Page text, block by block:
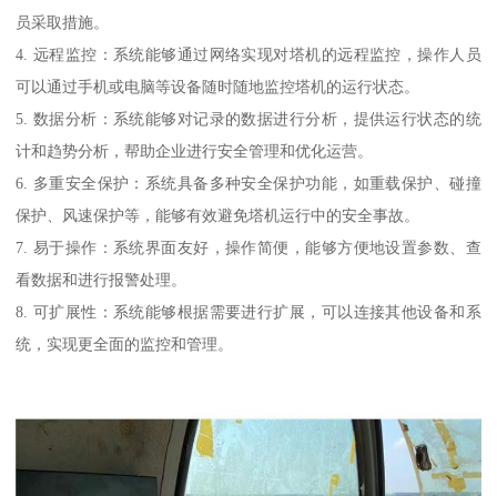
员采取措施。
4. 远程监控：系统能够通过网络实现对塔机的远程监控，操作人员
可以通过手机或电脑等设备随时随地监控塔机的运行状态。
5. 数据分析：系统能够对记录的数据进行分析，提供运行状态的统
计和趋势分析，帮助企业进行安全管理和优化运营。
6. 多重安全保护：系统具备多种安全保护功能，如重载保护、碰撞
保护、风速保护等，能够有效避免塔机运行中的安全事故。
7. 易于操作：系统界面友好，操作简便，能够方便地设置参数、查
看数据和进行报警处理。
8. 可扩展性：系统能够根据需要进行扩展，可以连接其他设备和系
统，实现更全面的监控和管理。